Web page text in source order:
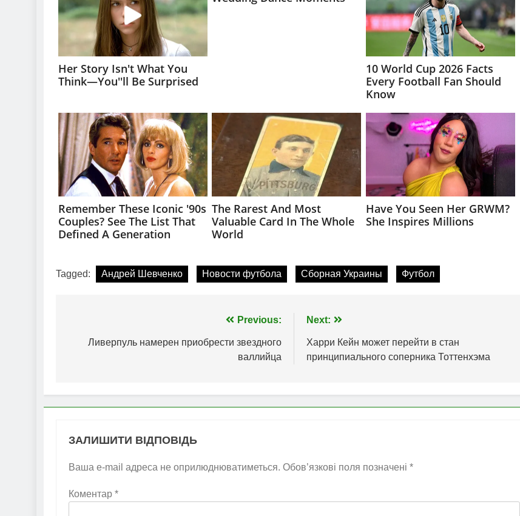
Tagged: Андрей Шевченко Новости футбола Сборная Украины Футбол
записів
Previous:
Ливерпуль намерен приобрести звездного
валлийца
Next:
Харри Кейн может перейти в стан
принципиального соперника Тоттенхэма
ЗАЛИШИТИ ВІДПОВІДЬ
Ваша e-mail адреса не оприлюднюватиметься. Обов’язкові поля позначені *
Коментар *